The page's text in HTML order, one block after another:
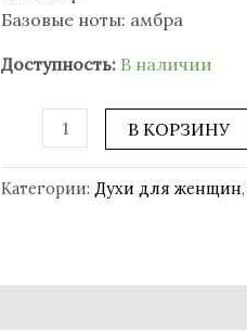
Базовые ноты: амбра
Доступность: В наличии
В КОРЗИНУ
Категории: Духи для женщин,